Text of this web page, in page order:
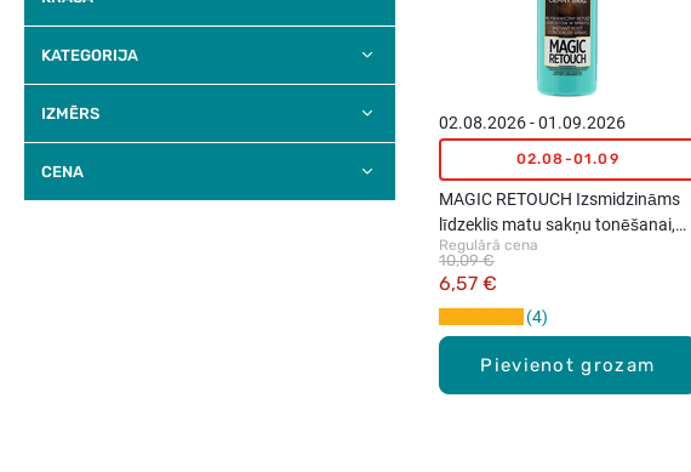
KATEGORIJA
IZMĒRS
CENA
Pievienot grozam
02.08.2026 - 01.09.2026
02.08-01.09
MAGIC RETOUCH Izsmidzināms
līdzeklis matu sakņu tonēšanai,
Tumši brūns, 75ml
Regulārā cena
6,57 €
10,09 €
4